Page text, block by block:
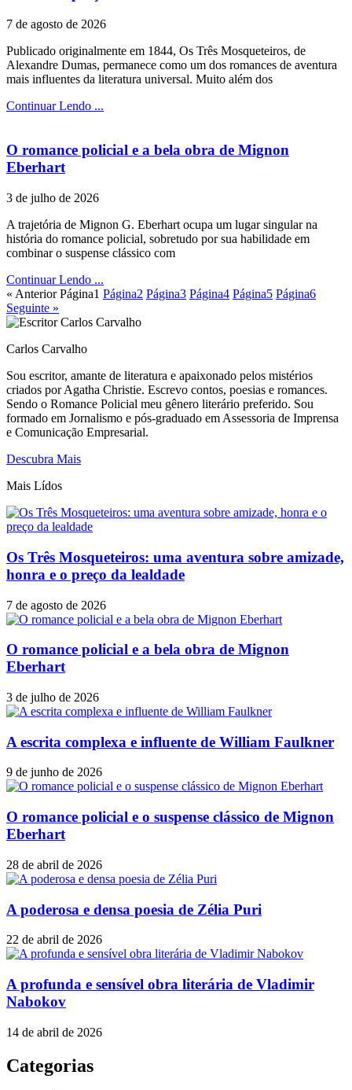
7 de agosto de 2026
Publicado originalmente em 1844, Os Três Mosqueteiros, de
Alexandre Dumas, permanece como um dos romances de aventura
mais influentes da literatura universal. Muito além dos
Continuar Lendo ...
O romance policial e a bela obra de Mignon
Eberhart
3 de julho de 2026
A trajetória de Mignon G. Eberhart ocupa um lugar singular na
história do romance policial, sobretudo por sua habilidade em
combinar o suspense clássico com
Continuar Lendo ...
« Anterior Página1 Página2 Página3 Página4 Página5 Página6
Seguinte »
Carlos Carvalho
Sou escritor, amante de literatura e apaixonado pelos mistérios
criados por Agatha Christie. Escrevo contos, poesias e romances.
Sendo o Romance Policial meu gênero literário preferido. Sou
formado em Jornalismo e pós-graduado em Assessoria de Imprensa
e Comunicação Empresarial.
Descubra Mais
Mais Lídos
Os Três Mosqueteiros: uma aventura sobre amizade,
honra e o preço da lealdade
7 de agosto de 2026
O romance policial e a bela obra de Mignon
Eberhart
3 de julho de 2026
A escrita complexa e influente de William Faulkner
9 de junho de 2026
O romance policial e o suspense clássico de Mignon
Eberhart
28 de abril de 2026
A poderosa e densa poesia de Zélia Puri
22 de abril de 2026
A profunda e sensível obra literária de Vladimir
Nabokov
14 de abril de 2026
Categorias